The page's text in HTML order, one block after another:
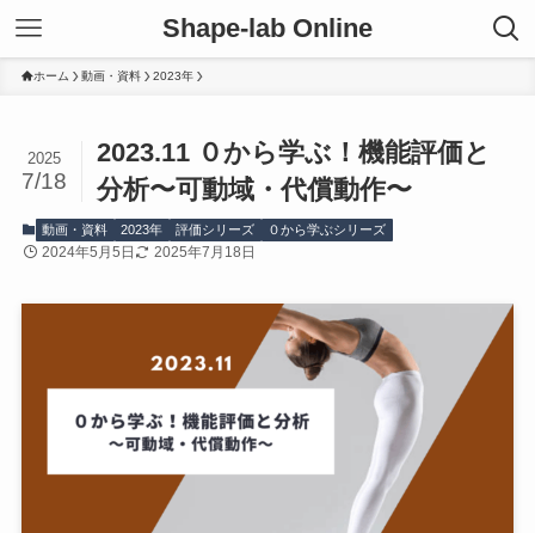
Shape-lab Online
ホーム 動画・資料 2023年
2023.11 ０から学ぶ！機能評価と
分析〜可動域・代償動作〜
2025
7/18
動画・資料 2023年 評価シリーズ ０から学ぶシリーズ
2024年5月5日 2025年7月18日